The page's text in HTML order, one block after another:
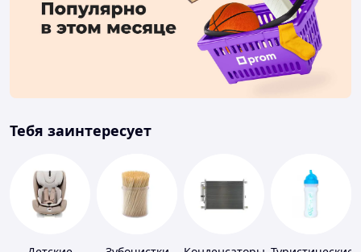
Тебя заинтересует